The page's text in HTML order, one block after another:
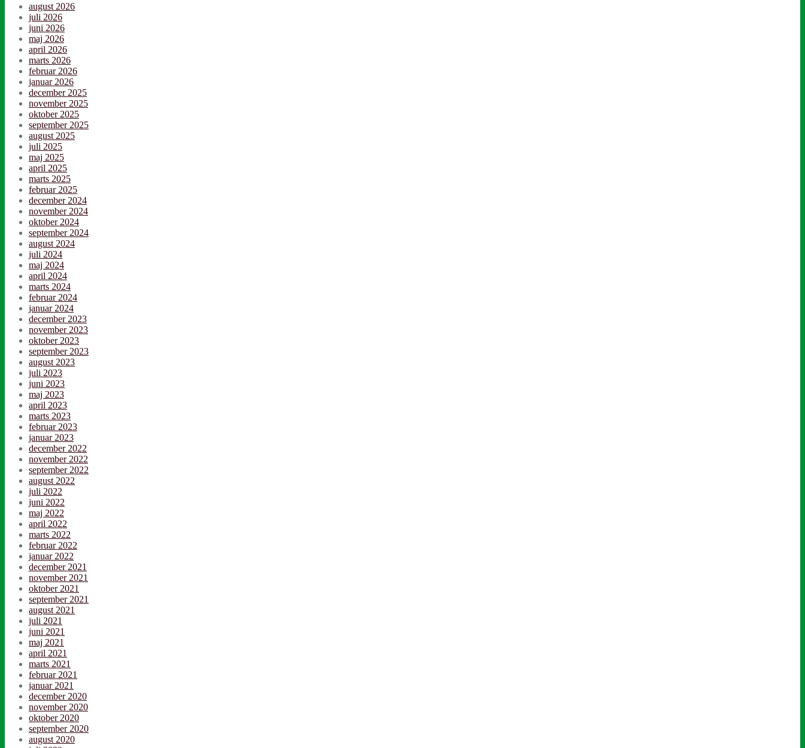
august 2026
juli 2026
juni 2026
maj 2026
april 2026
marts 2026
februar 2026
januar 2026
december 2025
november 2025
oktober 2025
september 2025
august 2025
juli 2025
maj 2025
april 2025
marts 2025
februar 2025
december 2024
november 2024
oktober 2024
september 2024
august 2024
juli 2024
maj 2024
april 2024
marts 2024
februar 2024
januar 2024
december 2023
november 2023
oktober 2023
september 2023
august 2023
juli 2023
juni 2023
maj 2023
april 2023
marts 2023
februar 2023
januar 2023
december 2022
november 2022
september 2022
august 2022
juli 2022
juni 2022
maj 2022
april 2022
marts 2022
februar 2022
januar 2022
december 2021
november 2021
oktober 2021
september 2021
august 2021
juli 2021
juni 2021
maj 2021
april 2021
marts 2021
februar 2021
januar 2021
december 2020
november 2020
oktober 2020
september 2020
august 2020